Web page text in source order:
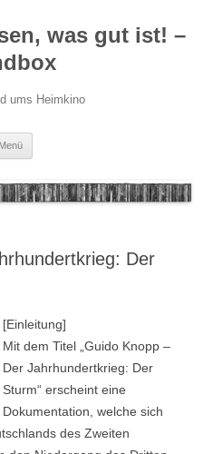
was gut ist! –
ums Heimkino
Menü
Der
[Einleitung]
Mit dem Titel „Guido Knopp –
Der Jahrhundertkrieg: Der
Sturm“ erscheint eine
Dokumentation, welche sich
des Zweiten